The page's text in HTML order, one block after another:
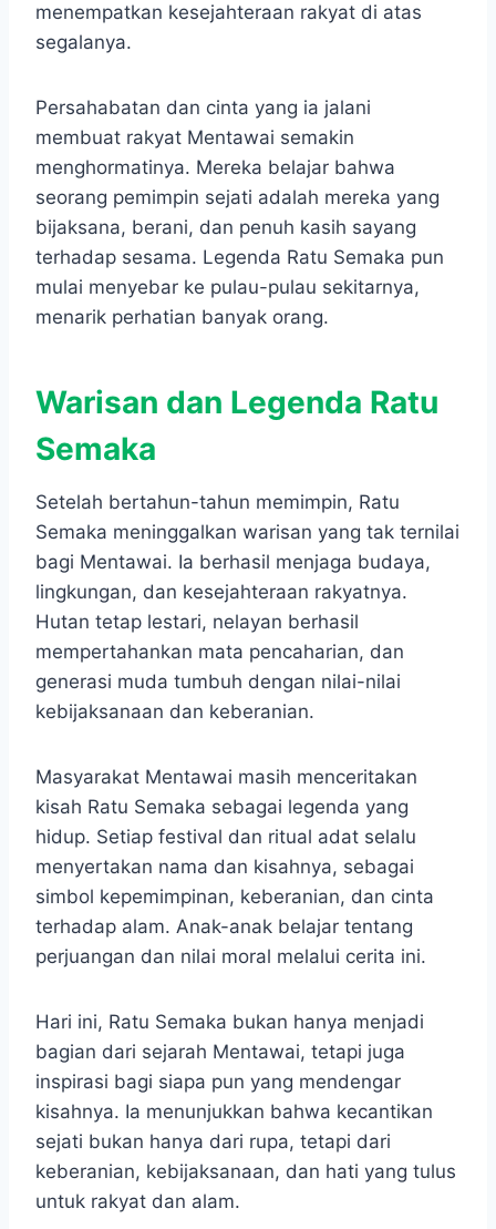
menempatkan kesejahteraan rakyat di atas
segalanya.
Persahabatan dan cinta yang ia jalani
membuat rakyat Mentawai semakin
menghormatinya. Mereka belajar bahwa
seorang pemimpin sejati adalah mereka yang
bijaksana, berani, dan penuh kasih sayang
terhadap sesama. Legenda Ratu Semaka pun
mulai menyebar ke pulau-pulau sekitarnya,
menarik perhatian banyak orang.
Warisan dan Legenda Ratu
Semaka
Setelah bertahun-tahun memimpin, Ratu
Semaka meninggalkan warisan yang tak ternilai
bagi Mentawai. Ia berhasil menjaga budaya,
lingkungan, dan kesejahteraan rakyatnya.
Hutan tetap lestari, nelayan berhasil
mempertahankan mata pencaharian, dan
generasi muda tumbuh dengan nilai-nilai
kebijaksanaan dan keberanian.
Masyarakat Mentawai masih menceritakan
kisah Ratu Semaka sebagai legenda yang
hidup. Setiap festival dan ritual adat selalu
menyertakan nama dan kisahnya, sebagai
simbol kepemimpinan, keberanian, dan cinta
terhadap alam. Anak-anak belajar tentang
perjuangan dan nilai moral melalui cerita ini.
Hari ini, Ratu Semaka bukan hanya menjadi
bagian dari sejarah Mentawai, tetapi juga
inspirasi bagi siapa pun yang mendengar
kisahnya. Ia menunjukkan bahwa kecantikan
sejati bukan hanya dari rupa, tetapi dari
keberanian, kebijaksanaan, dan hati yang tulus
untuk rakyat dan alam.